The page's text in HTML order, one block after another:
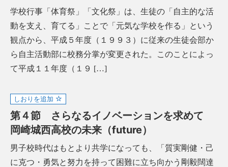
学校行事「体育祭」「文化祭」は、生徒の「自主的な活
動を支え、育てる」ことで「元気な学校を作る」という
観点から、平成５年度（１９９３）に従来の生徒会部か
ら自主活動部に校務分掌が変更された。このことによっ
て平成１１年度（１９ […]
しおりを追加
第４節 さらなるイノベーションを求めて
岡崎城西高校の未来（future）
男子校時代はもとより共学になっても、「質実剛健・己
に克つ・勇気と努力を持って困難に立ち向かう剛毅闊達